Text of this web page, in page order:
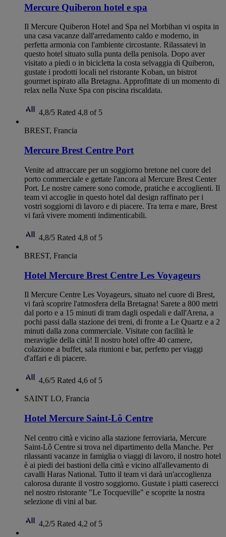
Mercure Quiberon hotel e spa
Il Mercure Quiberon Hotel and Spa nel Morbihan vi ospita in
una casa vacanze dall'arredamento caldo e moderno, in
perfetta armonia con l'ambiente circostante. Rilassatevi in
questo hotel situato sulla punta della penisola. Dopo aver
visitato a piedi o in bicicletta la costa selvaggia di Quiberon,
gustate i prodotti locali nel ristorante Koban, un bistrot
gourmet ispirato alla Bretagna. Approfittate di un momento di
relax nella Nuxe Spa con piscina riscaldata.
4,8/5 Rated 4,8 of 5
BREST, Francia
Mercure Brest Centre Port
Venite ad attraccare per un soggiorno bretone nel cuore del
porto commerciale e gettate l'ancora al Mercure Brest Center
Port. Le nostre camere sono comode, pratiche e accoglienti. Il
team vi accoglie in questo hotel dal design raffinato per i
vostri soggiorni di lavoro e di piacere. Tra terra e mare, Brest
vi farà vivere momenti indimenticabili.
4,8/5 Rated 4,8 of 5
BREST, Francia
Hotel Mercure Brest Centre Les Voyageurs
Il Mercure Centre Les Voyageurs, situato nel cuore di Brest,
vi farà scoprire l'atmosfera della Bretagna! Sarete a 800 metri
dal porto e a 15 minuti di tram dagli ospedali e dall'Arena, a
pochi passi dalla stazione dei treni, di fronte a Le Quartz e a 2
minuti dalla zona commerciale. Visitate con facilità le
meraviglie della città! Il nostro hotel offre 40 camere,
colazione a buffet, sala riunioni e bar, perfetto per viaggi
d'affari e di piacere.
4,6/5 Rated 4,6 of 5
SAINT LO, Francia
Hotel Mercure Saint-Lô Centre
Nel centro città e vicino alla stazione ferroviaria, Mercure
Saint-Lô Centre si trova nel dipartimento della Manche. Per
rilassanti vacanze in famiglia o viaggi di lavoro, il nostro hotel
è ai piedi dei bastioni della città e vicino all'allevamento di
cavalli Haras National. Tutto il team vi darà un'accoglienza
calorosa durante il vostro soggiorno. Gustate i piatti caserecci
nel nostro ristorante "Le Tocqueville" e scoprite la nostra
selezione di vini al bar.
4,2/5 Rated 4,2 of 5